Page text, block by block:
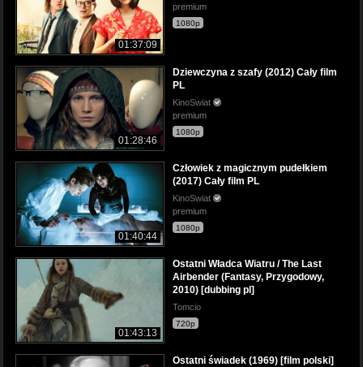
01:37:09
premium
1080p
01:28:46
Dziewczyna z szafy (2012) Cały film
PL
KinoSwiat
premium
1080p
01:40:44
Człowiek z magicznym pudełkiem
(2017) Cały film PL
KinoSwiat
premium
1080p
01:43:13
Ostatni Władca Wiatru / The Last
Airbender (Fantasy, Przygodowy,
2010) [dubbing pl]
Tomcio
720p
Ostatni świadek (1969) [film polski]